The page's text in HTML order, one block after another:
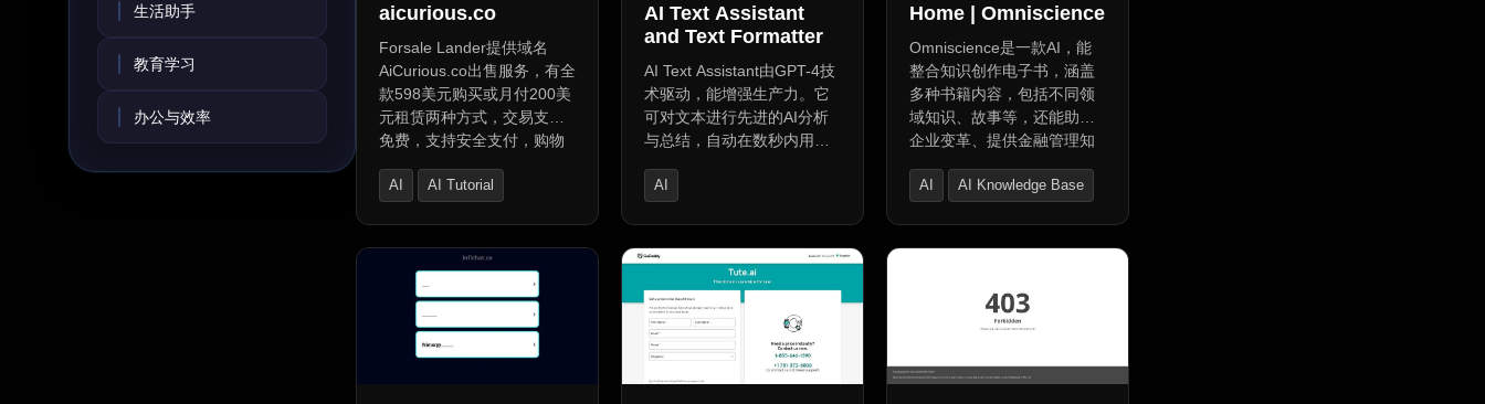
生活助手
教育学习
办公与效率
里获得专业建议。
aicurious.co
Forsale Lander提供域名
AiCurious.co出售服务，有全
款598美元购买或月付200美
元租赁两种方式，交易支持
免费，支持安全支付，购物
供安全简单的域名转移方
AI
AI Tutorial
AI Text Assistant
and Text Formatter
AI Text Assistant由GPT-4技
术驱动，能增强生产力。它
可对文本进行先进的AI分析
与总结，自动在数秒内用首
间。还能智能生成与文本和
个人API密钥使用，有轻松安
全的API密钥管理，加密存储
保护隐私，连接OpenAI账户
可获更个性化体验。
AI
Writing Assistants
Home | Omniscience
Omniscience是一款AI，能
整合知识创作电子书，涵盖
多种书籍内容，包括不同领
域知识、故事等，还能助力
企业变革、提供金融管理知
程等，通过AI创作，带你探
AI
AI Knowledge Base